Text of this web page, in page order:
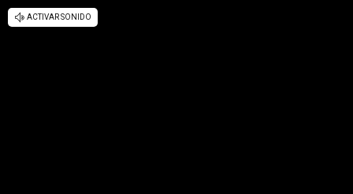
ACTIVAR SONIDO